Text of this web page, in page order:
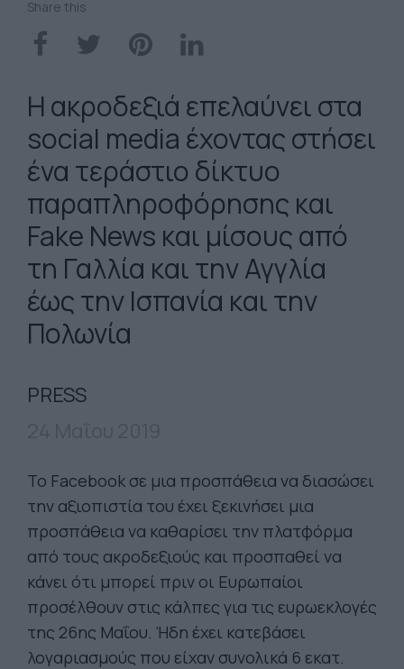
Share this
Η ακροδεξιά επελαύνει στα
social media έχοντας στήσει
ένα τεράστιο δίκτυο
παραπληροφόρησης και
Fake News και μίσους από
τη Γαλλία και την Αγγλία
έως την Ισπανία και την
Πολωνία
PRESS
Το Facebook σε μια προσπάθεια να διασώσει
την αξιοπιστία του έχει ξεκινήσει μια
προσπάθεια να καθαρίσει την πλατφόρμα
από τους ακροδεξιούς και προσπαθεί να
κάνει ότι μπορεί πριν οι Ευρωπαίοι
προσέλθουν στις κάλπες για τις ευρωεκλογές
της 26ης Μαΐου. Ήδη έχει κατεβάσει
λογαριασμούς που είχαν συνολικά 6 εκατ.